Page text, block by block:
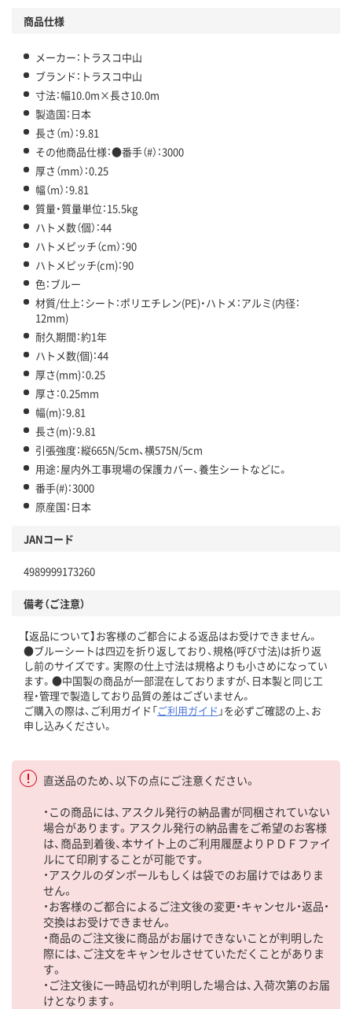
商品仕様
メーカー：トラスコ中山
ブランド：トラスコ中山
寸法：幅10.0m×長さ10.0m
製造国：日本
長さ（m）：9.81
その他商品仕様：●番手（#）：3000
厚さ（mm）：0.25
幅（m）：9.81
質量・質量単位：15.5kg
ハトメ数（個）：44
ハトメピッチ（cm）：90
ハトメピッチ(cm)：90
色：ブルー
材質/仕上：シート：ポリエチレン(PE)・ハトメ：アルミ(内径：
12mm)
耐久期間：約1年
ハトメ数(個)：44
厚さ(mm)：0.25
厚さ：0.25mm
幅(m)：9.81
長さ(m)：9.81
引張強度：縦665N/5cm、横575N/5cm
用途：屋内外工事現場の保護カバー、養生シートなどに。
番手(#)：3000
原産国：日本
JANコード
4989999173260
備考（ご注意）
【返品について】お客様のご都合による返品はお受けできません。
●ブルーシートは四辺を折り返しており、規格(呼び寸法)は折り返
し前のサイズです。実際の仕上寸法は規格よりも小さめになってい
ます。●中国製の商品が一部混在しておりますが、日本製と同じ工
程・管理で製造しており品質の差はございません。
ご購入の際は、ご利用ガイド「ご利用ガイド 」を必ずご確認の上、お
申し込みください。
直送品のため、以下の点にご注意ください。
・この商品には、アスクル発行の納品書が同梱されていない
場合があります。アスクル発行の納品書をご希望のお客様
は、商品到着後、本サイト上のご利用履歴よりＰＤＦファイ
ルにて印刷することが可能です。
・アスクルのダンボールもしくは袋でのお届けではありま
せん。
・お客様のご都合によるご注文後の変更・キャンセル・返品・
交換はお受けできません。
・商品のご注文後に商品がお届けできないことが判明した
際には、ご注文をキャンセルさせていただくことがありま
す。
・ご注文後に一時品切れが判明した場合は、入荷次第のお届
けとなります。